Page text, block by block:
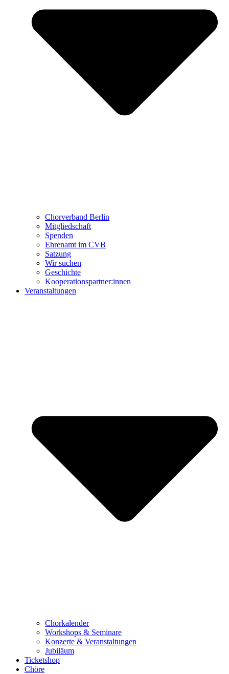
Chorverband Berlin
Mitgliedschaft
Spenden
Ehrenamt im CVB
Satzung
Wir suchen
Geschichte
Kooperationspartner:innen
Veranstaltungen
Chorkalender
Workshops & Seminare
Konzerte & Veranstaltungen
Jubiläum
Ticketshop
Chöre